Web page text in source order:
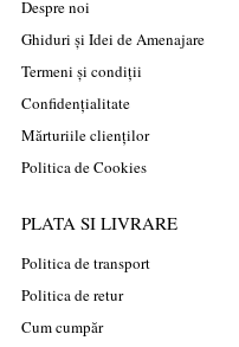
Despre noi
Ghiduri și Idei de Amenajare
Termeni și condiții
Confidențialitate
Mărturiile clienților
Politica de Cookies
PLATA SI LIVRARE
Politica de transport
Politica de retur
Cum cumpăr